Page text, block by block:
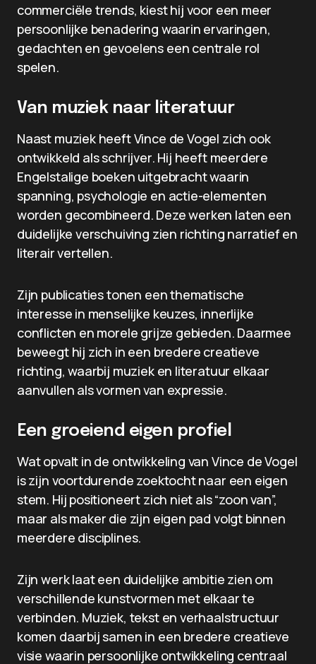
commerciële trends, kiest hij voor een meer
persoonlijke benadering waarin ervaringen,
gedachten en gevoelens een centrale rol
spelen.
Van muziek naar literatuur
Naast muziek heeft Vince de Vogel zich ook
ontwikkeld als schrijver. Hij heeft meerdere
Engelstalige boeken uitgebracht waarin
spanning, psychologie en actie-elementen
worden gecombineerd. Deze werken laten een
duidelijke verschuiving zien richting narratief en
literair vertellen.
Zijn publicaties tonen een thematische
interesse in menselijke keuzes, innerlijke
conflicten en morele grijze gebieden. Daarmee
beweegt hij zich in een bredere creatieve
richting, waarbij muziek en literatuur elkaar
aanvullen als vormen van expressie.
Een groeiend eigen profiel
Wat opvalt in de ontwikkeling van Vince de Vogel
is zijn voortdurende zoektocht naar een eigen
stem. Hij positioneert zich niet als “zoon van”,
maar als maker die zijn eigen pad volgt binnen
meerdere disciplines.
Zijn werk laat een duidelijke ambitie zien om
verschillende kunstvormen met elkaar te
verbinden. Muziek, tekst en verhaalstructuur
komen daarbij samen in een bredere creatieve
visie waarin persoonlijke ontwikkeling centraal